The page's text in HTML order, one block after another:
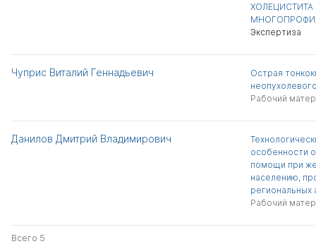
ХОЛЕЦИСТИТА
Экспертиза
Чуприс Виталий Геннадьевич
Острая
Рабочий
Данилов Дмитрий Владимирович
особенности
помощи при
населению,
региональных
Рабочий
Всего 5